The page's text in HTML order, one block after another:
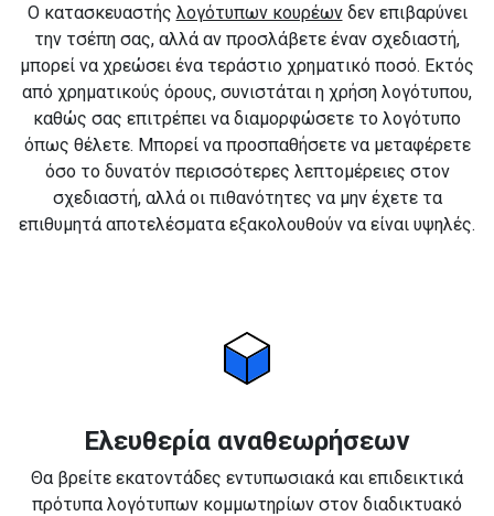
Ο κατασκευαστής λογότυπων κουρέωνδεν επιβαρύνει
την τσέπη σας, αλλά αν προσλάβετε έναν σχεδιαστή,
μπορεί να χρεώσει ένα τεράστιο χρηματικό ποσό. Εκτός
από χρηματικούς όρους, συνιστάται η χρήση λογότυπου,
καθώς σας επιτρέπει να διαμορφώσετε το λογότυπο
όπως θέλετε. Μπορεί να προσπαθήσετε να μεταφέρετε
όσο το δυνατόν περισσότερες λεπτομέρειες στον
σχεδιαστή, αλλά οι πιθανότητες να μην έχετε τα
επιθυμητά αποτελέσματα εξακολουθούν να είναι υψηλές.
Ελευθερία αναθεωρήσεων
Θα βρείτε εκατοντάδες εντυπωσιακά και επιδεικτικά
πρότυπα λογότυπων κομμωτηρίων στον διαδικτυακό